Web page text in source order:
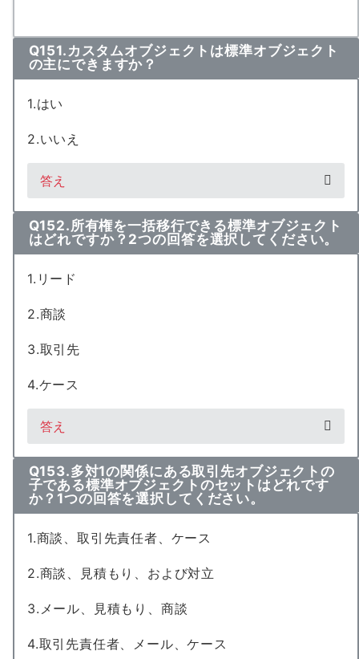
Q151.カスタムオブジェクトは標準オブジェクト
の主にできますか？
1.はい
2.いいえ
答え
Q152.所有権を一括移行できる標準オブジェクト
はどれですか？2つの回答を選択してください。
1.リード
2.商談
3.取引先
4.ケース
答え
Q153.多対1の関係にある取引先オブジェクトの
子である標準オブジェクトのセットはどれです
か？1つの回答を選択してください。
1.商談、取引先責任者、ケース
2.商談、見積もり、および対立
3.メール、見積もり、商談
4.取引先責任者、メール、ケース